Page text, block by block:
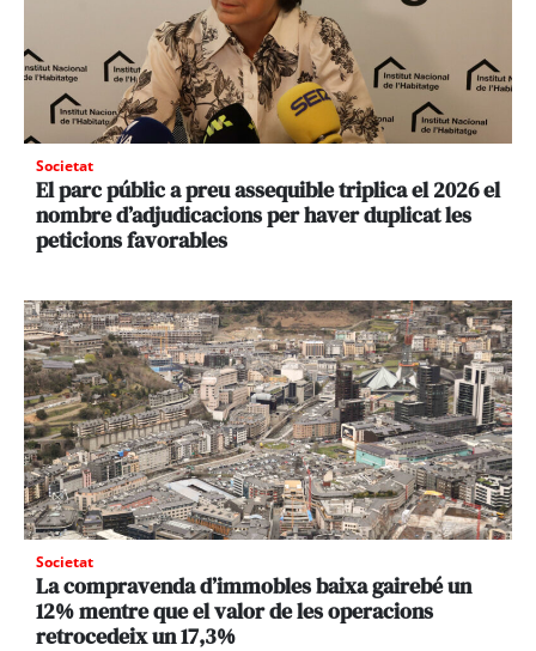
Societat
El parc públic a preu assequible triplica el 2026 el
nombre d’adjudicacions per haver duplicat les
peticions favorables
Societat
La compravenda d’immobles baixa gairebé un
12% mentre que el valor de les operacions
retrocedeix un 17,3%